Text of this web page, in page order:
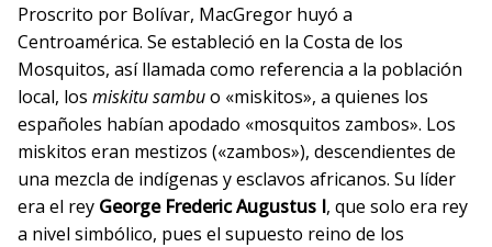
Proscrito por Bolívar, MacGregor huyó a
Centroamérica. Se estableció en la Costa de los
Mosquitos, así llamada como referencia a la población
local, los miskitu sambuo «miskitos», a quienes los
españoles habían apodado «mosquitos zambos». Los
miskitos eran mestizos («zambos»), descendientes de
una mezcla de indígenas y esclavos africanos. Su líder
era el rey George Frederic Augustus I, que solo era rey
a nivel simbólico, pues el supuesto reino de los